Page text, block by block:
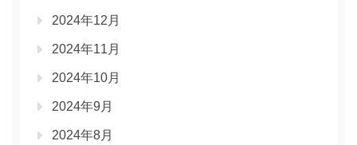
2024年12月
2024年11月
2024年10月
2024年9月
2024年8月